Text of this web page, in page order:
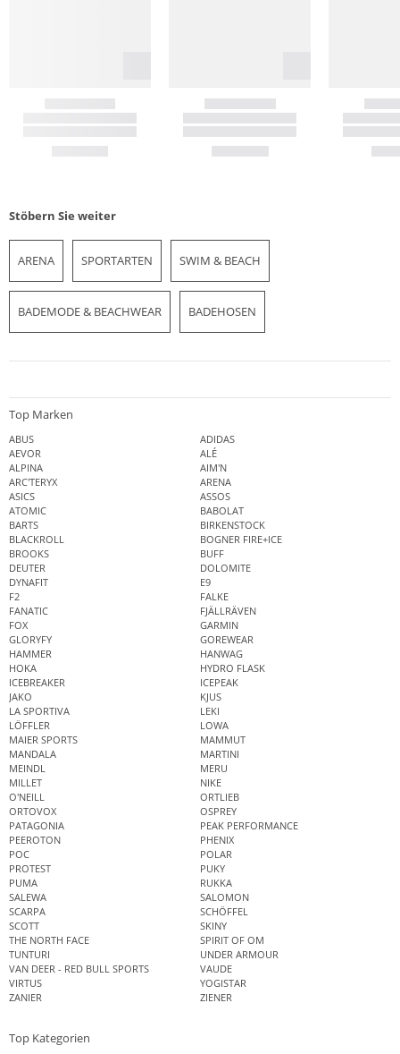
Stöbern Sie weiter
ARENA SPORTARTEN SWIM & BEACH
BADEMODE & BEACHWEAR BADEHOSEN
Top Marken
ABUS
ADIDAS
AEVOR
ALÉ
ALPINA
AIM'N
ARC'TERYX
ARENA
ASICS
ASSOS
ATOMIC
BABOLAT
BARTS
BIRKENSTOCK
BLACKROLL
BOGNER FIRE+ICE
BROOKS
BUFF
DEUTER
DOLOMITE
DYNAFIT
E9
F2
FALKE
FANATIC
FJÄLLRÄVEN
FOX
GARMIN
GLORYFY
GOREWEAR
HAMMER
HANWAG
HOKA
HYDRO FLASK
ICEBREAKER
ICEPEAK
JAKO
KJUS
LA SPORTIVA
LEKI
LÖFFLER
LOWA
MAIER SPORTS
MAMMUT
MANDALA
MARTINI
MEINDL
MERU
MILLET
NIKE
O'NEILL
ORTLIEB
ORTOVOX
OSPREY
PATAGONIA
PEAK PERFORMANCE
PEEROTON
PHENIX
POC
POLAR
PROTEST
PUKY
PUMA
RUKKA
SALEWA
SALOMON
SCARPA
SCHÖFFEL
SCOTT
SKINY
THE NORTH FACE
SPIRIT OF OM
TUNTURI
UNDER ARMOUR
VAN DEER - RED BULL SPORTS
VAUDE
VIRTUS
YOGISTAR
ZANIER
ZIENER
Top Kategorien